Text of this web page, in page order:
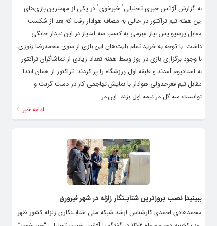
به گزارش آژانس خبری تحلیلی ً خبرخوی ً در یکی از مهمترین بازی‌های
این هفته تیم تراکتور در حالی به مصاف هوادار رفت که بعد از شکست
مقابل پرسپولیس نیاز مبرمی به کسب سه امتیاز در این دیدار خانگی
داشت. با توجه به خرید تمام بلیت‌های این بازی از سوی محمدرضا زنوزی،
با وجود برگزاری بازی در روز وسط هفته تعداد زیادی از تماشاگران تراکتور
به استادیوم آمدند و طبقه اول ورزشگاه را پر کردند. تراکتور از همان ابتدا
مقابل تیم قعرجدولی هوادار با نمایش تهاجمی کار در دست گرفت و
توانست سه گل در نیمه اول بزند. این در...
ادامه خبر
ببینید| نصب بروزترین شتابـنگار زلزله در شهر فیرورق
محمدهادی احمدی کارشناس ارشد شبکه ملی شتابـنگاری زلزله کشور ظهر